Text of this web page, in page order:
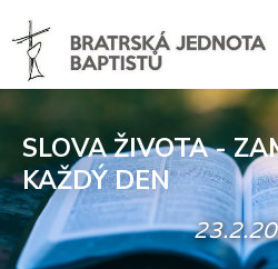
SLOVA ŽIVOTA -
KAŽDÝ DEN